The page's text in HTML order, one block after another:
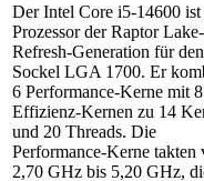
Der Intel Core i5-14600 ist
Prozessor der Raptor
Refresh-Generation für den
Sockel LGA 1700. Er
6 Performance-Kerne mit 8
Effizienz-Kernen zu 14
und 20 Threads. Die
Performance-Kerne takten
2,70 GHz bis 5,20 GHz,